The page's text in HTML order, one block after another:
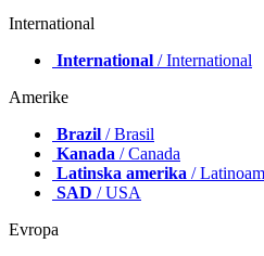
International
International / International
Amerike
Brazil / Brasil
Kanada / Canada
Latinska amerika /
SAD / USA
Evropa